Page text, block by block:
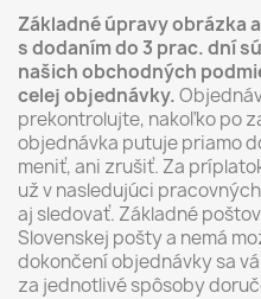
Základné úpravy obrázka
s dodaním do 3 prac. dní
našich obchodných
celej objednávky.
prekontrolujte, nakoľko po
objednávka putuje priamo
meniť, ani zrušiť. Za
už v nasledujúci
aj sledovať. Základné
Slovenskej pošty a nemá
dokončení objednávky sa
za jednotlivé spôsoby